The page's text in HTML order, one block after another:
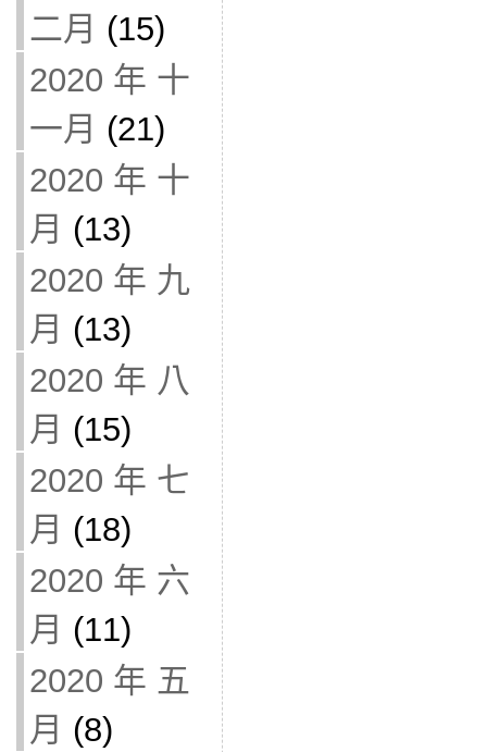
二月 (15)
2020 年 十
一月 (21)
2020 年 十
月 (13)
2020 年 九
月 (13)
2020 年 八
月 (15)
2020 年 七
月 (18)
2020 年 六
月 (11)
2020 年 五
月 (8)